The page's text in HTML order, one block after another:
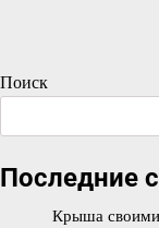
Поиск
Последние
Крыша своими